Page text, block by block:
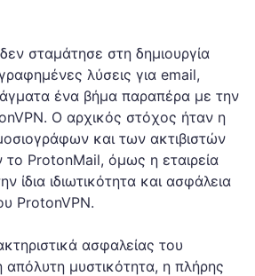
σταμάτησε στη δημιουργία
λύσεις για email,
ένα βήμα παραπέρα με την
Ο αρχικός στόχος ήταν η
και των ακτιβιστών
το ProtonMail, όμως η εταιρεία
ίδια ιδιωτικότητα και ασφάλεια
ProtonVPN.
ασφαλείας του
μυστικότητα, η πλήρης